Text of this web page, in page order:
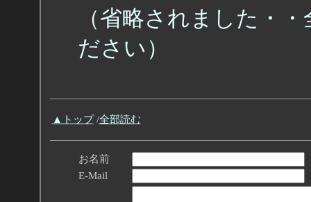
（省略されました・
ださい）
▲トップ/全部読む
お名前
E-Mail